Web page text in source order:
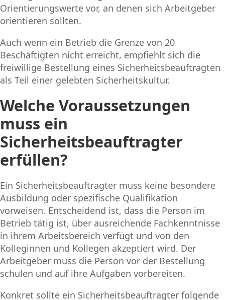
Orientierungswerte vor, an denen sich Arbeitgeber
orientieren sollten.
Auch wenn ein Betrieb die Grenze von 20
Beschäftigten nicht erreicht, empfiehlt sich die
freiwillige Bestellung eines Sicherheitsbeauftragten
als Teil einer gelebten Sicherheitskultur.
Welche Voraussetzungen
muss ein
Sicherheitsbeauftragter
erfüllen?
Ein Sicherheitsbeauftragter muss keine besondere
Ausbildung oder spezifische Qualifikation
vorweisen. Entscheidend ist, dass die Person im
Betrieb tätig ist, über ausreichende Fachkenntnisse
in ihrem Arbeitsbereich verfügt und von den
Kolleginnen und Kollegen akzeptiert wird. Der
Arbeitgeber muss die Person vor der Bestellung
schulen und auf ihre Aufgaben vorbereiten.
Konkret sollte ein Sicherheitsbeauftragter folgende